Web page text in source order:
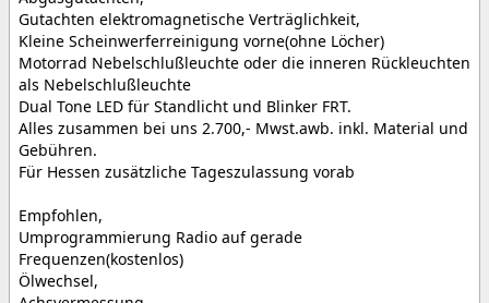
Gutachten elektromagnetische Verträglichkeit,
Kleine Scheinwerferreinigung vorne(ohne Löcher)
Motorrad Nebelschlußleuchte oder die inneren Rückleuchten
als Nebelschlußleuchte
Dual Tone LED für Standlicht und Blinker FRT.
Alles zusammen bei uns 2.700,- Mwst.awb. inkl. Material und
Gebühren.
Für Hessen zusätzliche Tageszulassung vorab
Empfohlen,
Umprogrammierung Radio auf gerade
Frequenzen(kostenlos)
Ölwechsel,